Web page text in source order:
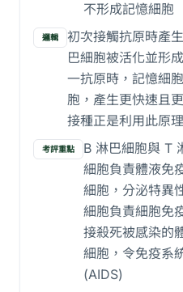
不形成記憶細胞
邏輯
初次接觸抗原時產
巴細胞被活化並形
一抗原時，記憶細
胞，產生更快速且
接種正是利用此原
考評重點
B 淋巴細胞與 T
細胞負責體液免
細胞，分泌特異
細胞負責細胞免
接殺死被感染的
細胞，令免疫系
(AIDS)